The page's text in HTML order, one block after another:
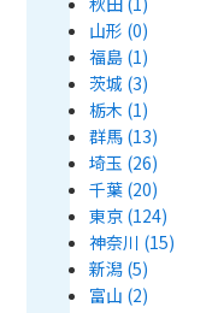
山形 (0)
福島 (1)
茨城 (3)
栃木 (1)
群馬 (13)
埼玉 (26)
千葉 (20)
東京 (124)
神奈川 (15)
新潟 (5)
富山 (2)